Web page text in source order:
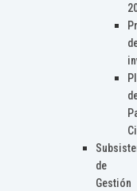
de
Gestión